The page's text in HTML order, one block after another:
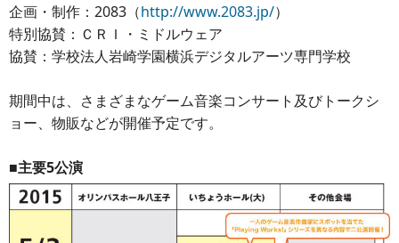
企画・制作：2083（http://www.2083.jp/）
特別協賛：ＣＲＩ・ミドルウェア
協賛：学校法人岩崎学園横浜デジタルアーツ専門学校
期間中は、さまざまなゲーム音楽コンサート及びトークシ
ョー、物販などが開催予定です。
■主要5公演